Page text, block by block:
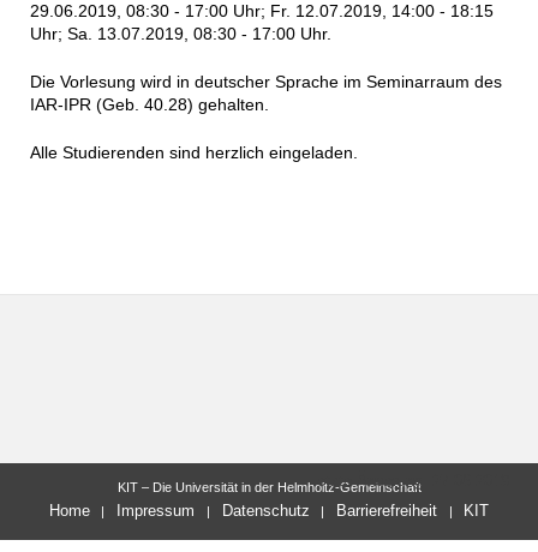
29.06.2019, 08:30 - 17:00 Uhr; Fr. 12.07.2019, 14:00 - 18:15
Uhr; Sa. 13.07.2019, 08:30 - 17:00 Uhr.
Die Vorlesung wird in deutscher Sprache im Seminarraum des
IAR-IPR (Geb. 40.28) gehalten.
Alle Studierenden sind herzlich eingeladen.
letzte Änderung: 27.06.2019
KIT – Die Universität in der Helmholtz-Gemeinschaft
Home Impressum Datenschutz Barrierefreiheit KIT